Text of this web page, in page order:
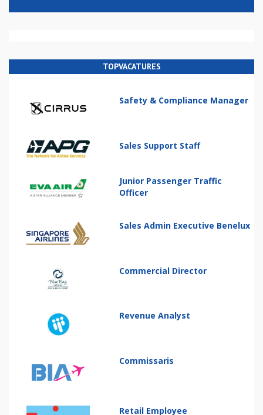
TOPVACATURES
Safety & Compliance Manager
Sales Support Staff
Junior Passenger Traffic
Officer
Sales Admin Executive Benelux
Commercial Director
Revenue Analyst
Commissaris
Retail Employee